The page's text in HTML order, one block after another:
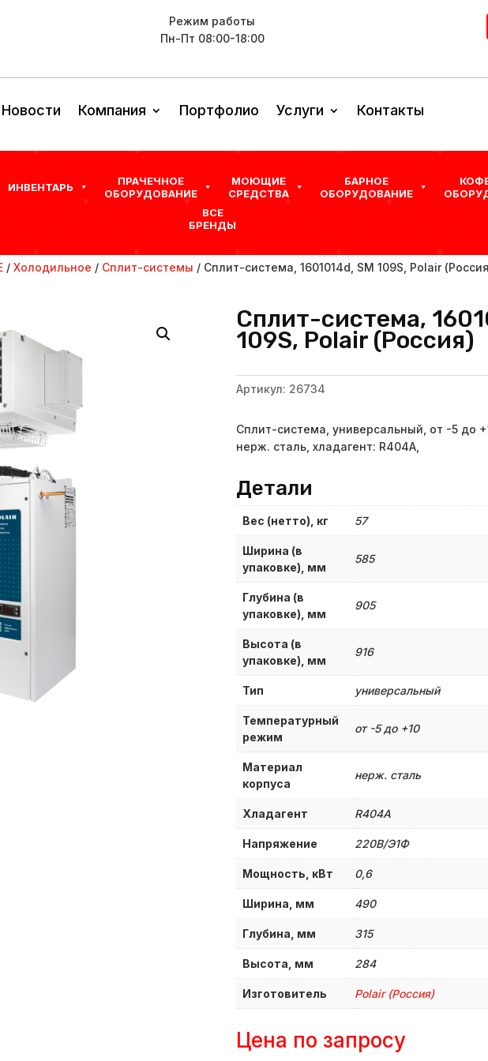
Режим работы
Пн-Пт 08:00-18:00
Новости Компания Портфолио Услуги Контакты
ИНВЕНТАРЬ
ПРАЧЕЧНОЕ
ОБОРУДОВАНИЕ
МОЮЩИЕ
СРЕДСТВА
БАРНОЕ
ОБОРУДОВАНИЕ
ВСЕ
БРЕНДЫ
/Холодильное / Сплит-системы / Сплит-система, 1601014d, SM 109S, Polair
Сплит-система,
109S, Polair (Россия)
Артикул: 26734
Сплит-система, универсальный, от -5 до
нерж. сталь, хладагент: R404A,
Детали
Вес (нетто), кг 57
Ширина (в
упаковке), мм
585
Глубина (в
упаковке), мм
905
Высота (в
упаковке), мм
916
Тип универсальный
Температурный
режим
от -5 до +10
Материал
корпуса
нерж. сталь
Хладагент R404A
Напряжение 220В/Э1Ф
Мощность, кВт 0,6
Ширина, мм 490
Глубина, мм 315
Высота, мм 284
Изготовитель Polair (Россия)
Цена по запросу